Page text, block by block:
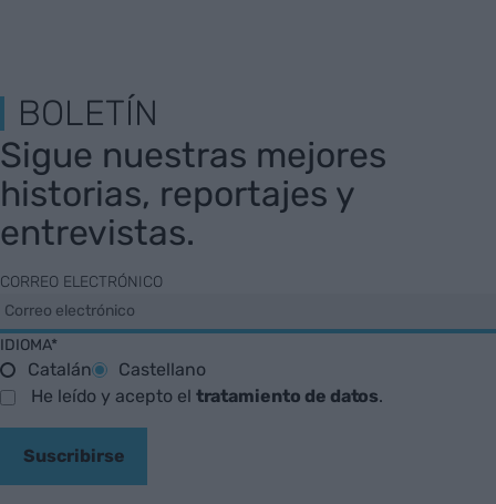
BOLETÍN
Sigue nuestras mejores
historias, reportajes y
entrevistas.
CORREO ELECTRÓNICO
IDIOMA*
Catalán
Castellano
He leído y acepto el tratamiento de datos.
Suscribirse